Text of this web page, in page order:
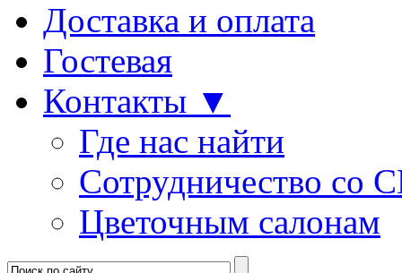
Доставка и оплата
Гостевая
Контакты ▼
Где нас найти
Сотрудничество со
Цветочным салонам